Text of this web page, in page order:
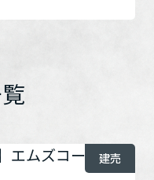
建売
エムズコート旭